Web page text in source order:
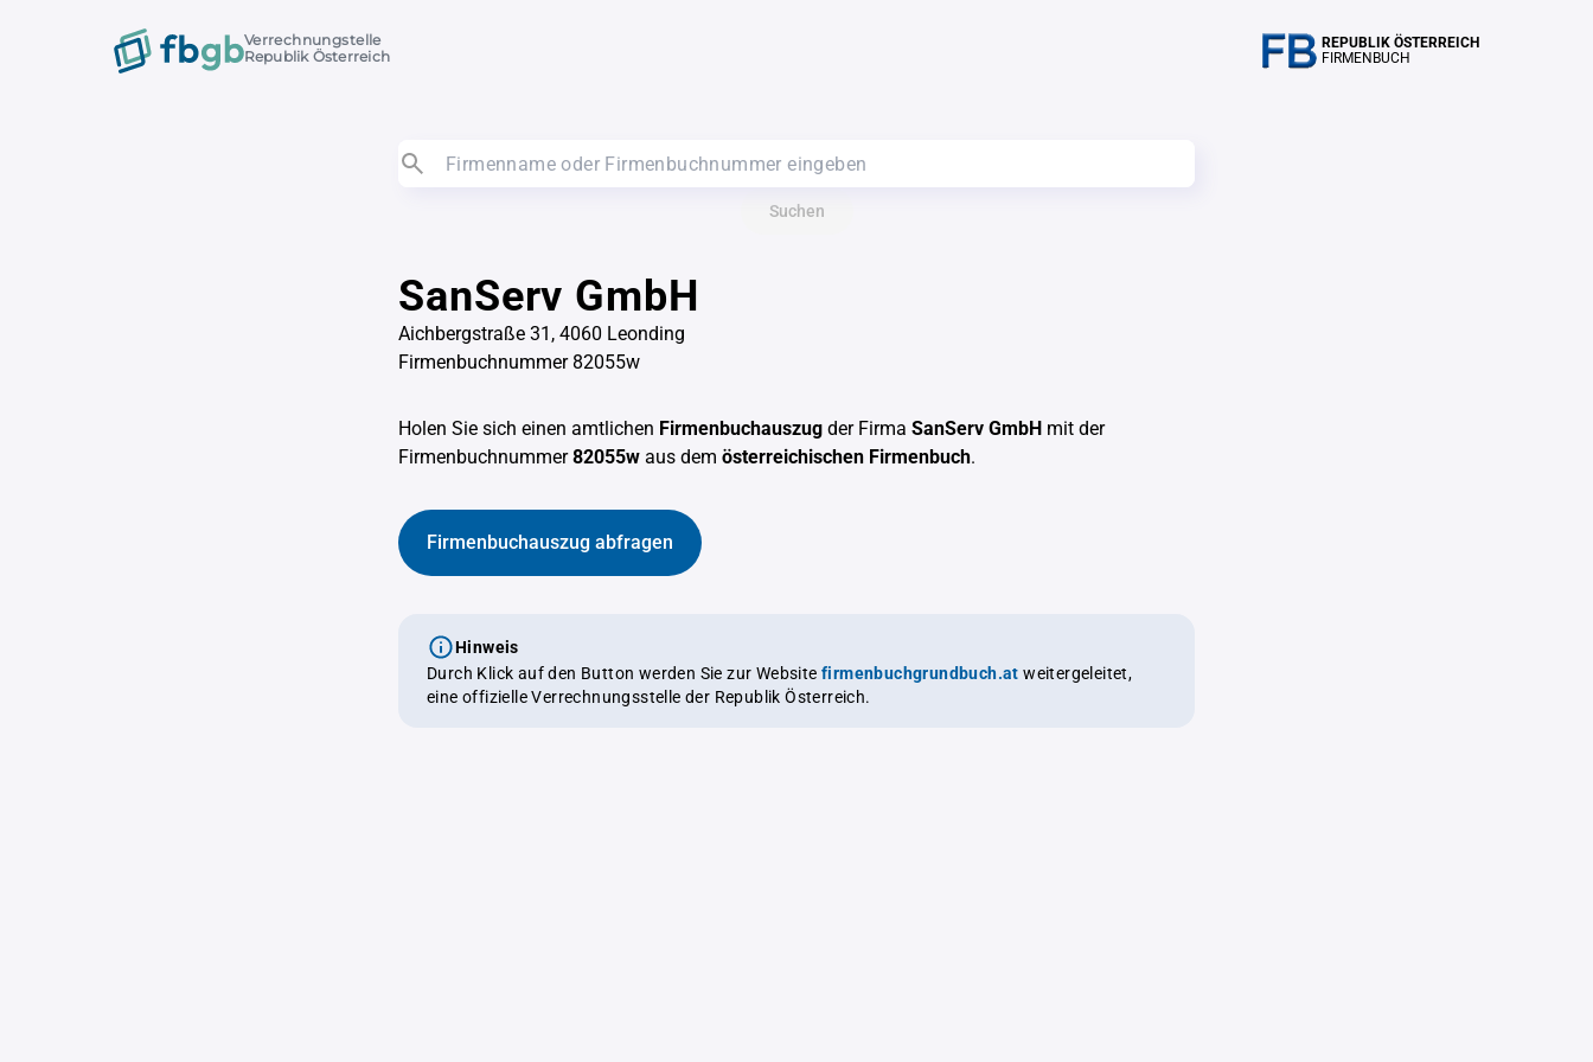
Verrechnungstelle
Republik Österreich
REPUBLIK ÖSTERREICH
FIRMENBUCH
Suchen
SanServ GmbH
Aichbergstraße 31, 4060 Leonding
Firmenbuchnummer 82055w
Holen Sie sich einen amtlichen Firmenbuchauszug der Firma SanServ GmbH mit der
Firmenbuchnummer82055w aus dem österreichischen Firmenbuch.
Firmenbuchauszug abfragen
Hinweis
Durch Klick auf den Button werden Sie zur Website firmenbuchgrundbuch.at weitergeleitet,
eine offizielle Verrechnungsstelle der Republik Österreich.